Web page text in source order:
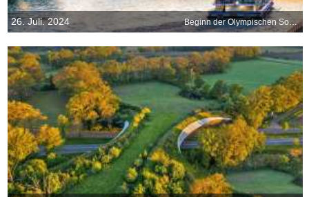
26. Juli. 2024 Beginn der Olympischen Sommerspiele in Paris, Frankreich